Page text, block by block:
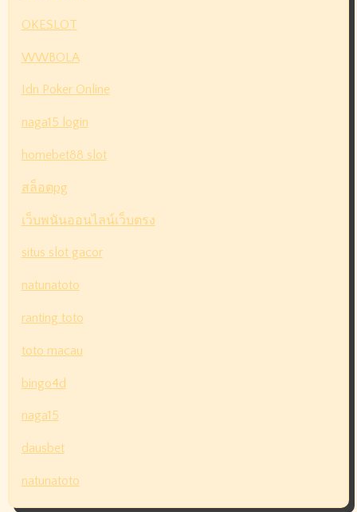
OKESLOT
WWBOLA
Idn Poker Online
naga15 login
homebet88 slot
สล็อตpg
เว็บพนันออนไลน์เว็บตรง
situs slot gacor
natunatoto
ranting toto
toto macau
bingo4d
naga15
dausbet
natunatoto